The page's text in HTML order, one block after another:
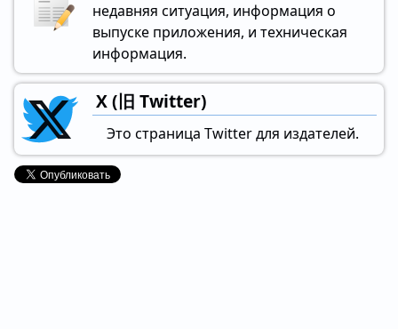
недавняя ситуация, информация о
выпуске приложения, и техническая
информация.
X (旧 Twitter)
Это страница Twitter для издателей.